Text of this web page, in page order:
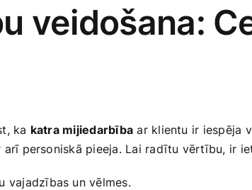
‍veidošana:
ka katra mijiedarbība ar ‌klientu ir iespēja
personiskā pieeja. Lai radītu vērtību,‌ ir
vajadzības un vēlmes.